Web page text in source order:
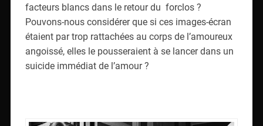
facteurs blancs dans le retour du forclos ?
Pouvons-nous considérer que si ces images-écran
étaient par trop rattachées au corps de l’amoureux
angoissé, elles le pousseraient à se lancer dans un
suicide immédiat de l’amour ?